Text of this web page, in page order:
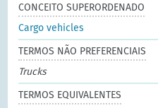
CONCEITO SUPERORDENADO
Cargo vehicles
TERMOS NÃO PREFERENCIAIS
Trucks
TERMOS EQUIVALENTES